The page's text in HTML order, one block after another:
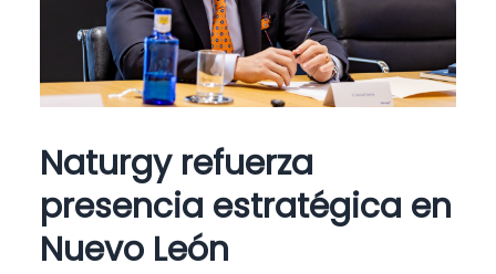
Naturgy refuerza
presencia estratégica en
Nuevo León